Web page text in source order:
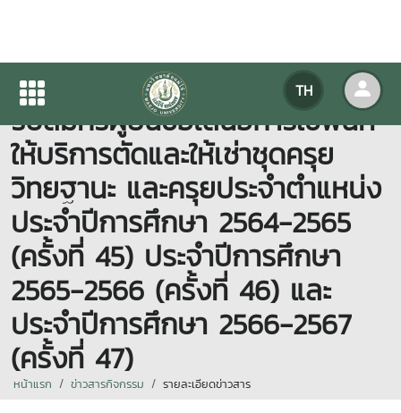
TH
ประกาศมหาวิทยาลัยแม่โจ้ เรื่อง
รับสมัครผู้ยื่นข้อเสนอการใช้พื้นที่
ให้บริการตัดและให้เช่าชุดครุย
วิทยฐานะ และครุยประจำตำแหน่ง
ประจำปีการศึกษา 2564-2565
(ครั้งที่ 45) ประจำปีการศึกษา
2565-2566 (ครั้งที่ 46) และ
ประจำปีการศึกษา 2566-2567
(ครั้งที่ 47)
หน้าแรก ข่าวสารกิจกรรม รายละเอียดข่าวสาร